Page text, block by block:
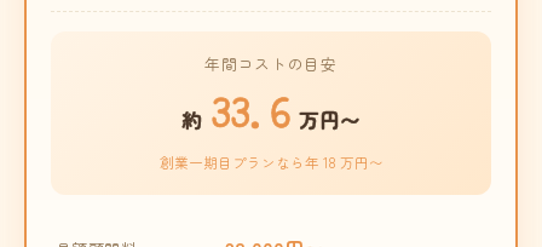
年間コストの目安
約 33.6 万円〜
創業一期目プランなら年 18 万円〜